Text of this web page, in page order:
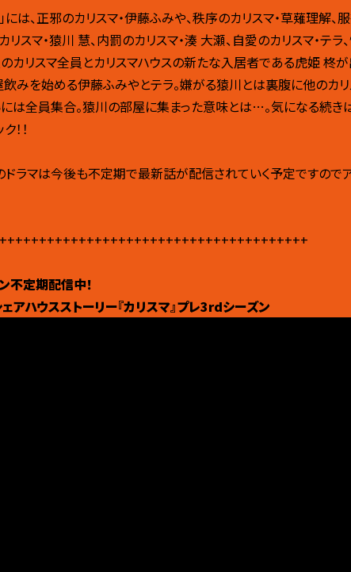
は、正邪のカリスマ・伊藤ふみや、秩序のカリスマ・草薙理解、
スマ・猿川 慧、内罰のカリスマ・湊 大瀬、自愛のカリスマ・テラ
カリスマ全員とカリスマハウスの新たな入居者である虎姫 柊が
みを始める伊藤ふみやとテラ。嫌がる猿川とは裏腹に他のカ
には全員集合。猿川の部屋に集まった意味とは…。気になる続き
！！
ドラマは今後も不定期で最新話が配信されていく予定ですので
定期配信中！
ハウスストーリー『カリスマ』プレ3rdシーズン